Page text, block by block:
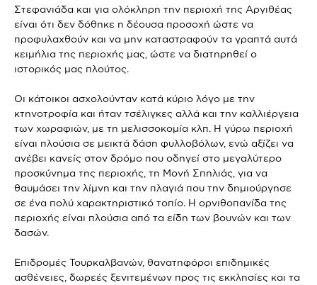
Στεφανιάδα και για ολόκληρη την περιοχή της Αργιθέας
είναι ότι δεν δόθηκε η δέουσα προσοχή ώστε να
προφυλαχθούν και να μην καταστραφούν τα γραπτά αυτά
κειμήλια της περιοχής μας, ώστε να διατηρηθεί ο
ιστορικός μας πλούτος.
Οι κάτοικοι ασχολούνταν κατά κύριο λόγο με την
κτηνοτροφία και ήταν τσέλιγκες αλλά και την καλλιέργεια
των χωραφιών, με τη μελισσοκομία κλπ. Η γύρω περιοχή
είναι πλούσια σε μεικτά δάση φυλλοβόλων, ενώ αξίζει να
ανέβει κανείς στον δρόμο που οδηγεί στο μεγαλύτερο
προσκύνημα της περιοχής, τη Μονή Σπηλιάς, για να
θαυμάσει την λίμνη και την πλαγιά που την δημιούργησε
σε ένα πολύ χαρακτηριστικό τοπίο. Η ορνιθοπανίδα της
περιοχής είναι πλούσια από τα είδη των βουνών και των
δασών.
Επιδρομές Τουρκαλβανών, θανατηφόροι επιδημικές
ασθένειες, δωρεές ξενιτεμένων προς τις εκκλησίες και τα